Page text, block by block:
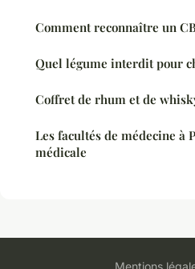
Comment reconnaître un
Quel légume interdit pour
Coffret de rhum et de
Les facultés de médecine à
médicale
Mentions